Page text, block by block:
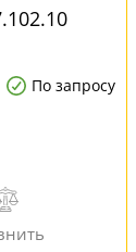
По запросу